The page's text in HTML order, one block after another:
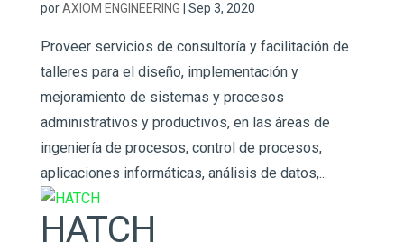
porAXIOM ENGINEERING Sep 3, 2020
Proveer servicios de consultoría y facilitación de
talleres para el diseño, implementación y
mejoramiento de sistemas y procesos
administrativos y productivos, en las áreas de
ingeniería de procesos, control de procesos,
aplicaciones informáticas, análisis de datos,...
HATCH